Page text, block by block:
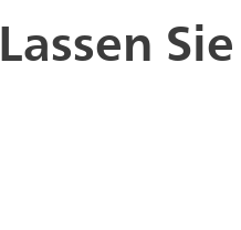
Lassen